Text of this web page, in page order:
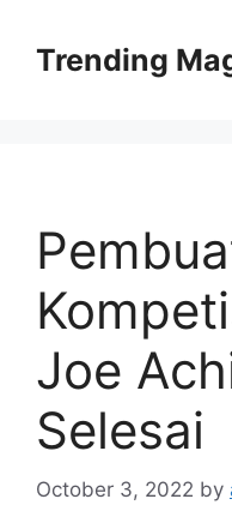
contentTrending
Joe
Selesai
October 3, 2022 by